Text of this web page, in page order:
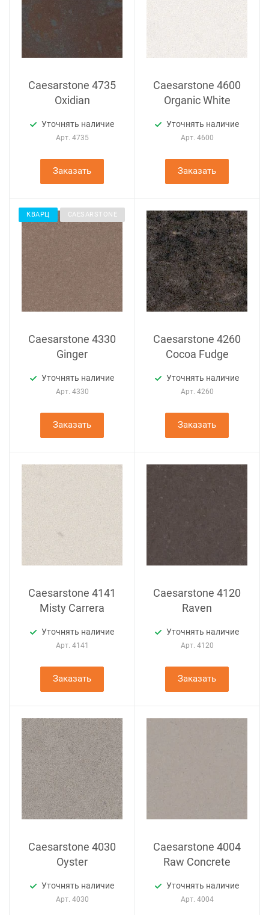
Caesarstone 4735
Oxidian
Уточнять наличие
Арт. 4735
Заказать
Caesarstone 4600
Organic White
Уточнять наличие
Арт. 4600
Заказать
КВАРЦ CAESARSTONE
Caesarstone 4330
Ginger
Уточнять наличие
Арт. 4330
Заказать
Caesarstone 4260
Cocoa Fudge
Уточнять наличие
Арт. 4260
Заказать
Caesarstone 4141
Misty Carrera
Уточнять наличие
Арт. 4141
Заказать
Caesarstone 4120
Raven
Уточнять наличие
Арт. 4120
Заказать
Caesarstone 4030
Oyster
Уточнять наличие
Арт. 4030
Caesarstone 4004
Raw Concrete
Уточнять наличие
Арт. 4004